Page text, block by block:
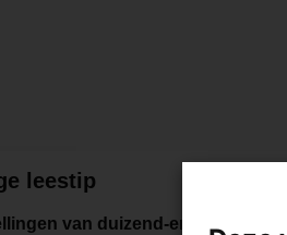
leestip
van duizend-en-één-nacht /